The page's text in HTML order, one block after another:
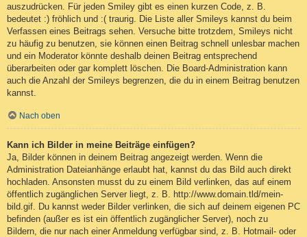
auszudrücken. Für jeden Smiley gibt es einen kurzen Code, z. B.
bedeutet :) fröhlich und :( traurig. Die Liste aller Smileys kannst du beim
Verfassen eines Beitrags sehen. Versuche bitte trotzdem, Smileys nicht
zu häufig zu benutzen, sie können einen Beitrag schnell unlesbar machen
und ein Moderator könnte deshalb deinen Beitrag entsprechend
überarbeiten oder gar komplett löschen. Die Board-Administration kann
auch die Anzahl der Smileys begrenzen, die du in einem Beitrag benutzen
kannst.
Nach oben
Kann ich Bilder in meine Beiträge einfügen?
Ja, Bilder können in deinem Beitrag angezeigt werden. Wenn die
Administration Dateianhänge erlaubt hat, kannst du das Bild auch direkt
hochladen. Ansonsten musst du zu einem Bild verlinken, das auf einem
öffentlich zugänglichen Server liegt, z. B. http://www.domain.tld/mein-
bild.gif. Du kannst weder Bilder verlinken, die sich auf deinem eigenen PC
befinden (außer es ist ein öffentlich zugänglicher Server), noch zu
Bildern, die nur nach einer Anmeldung verfügbar sind, z. B. Hotmail- oder